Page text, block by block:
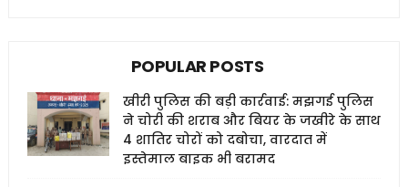
POPULAR POSTS
खीरी पुलिस की बड़ी कार्रवाई: मझगई पुलिस
ने चोरी की शराब और बियर के जखीरे के साथ
4 शातिर चोरों को दबोचा, वारदात में
इस्तेमाल बाइक भी बरामद